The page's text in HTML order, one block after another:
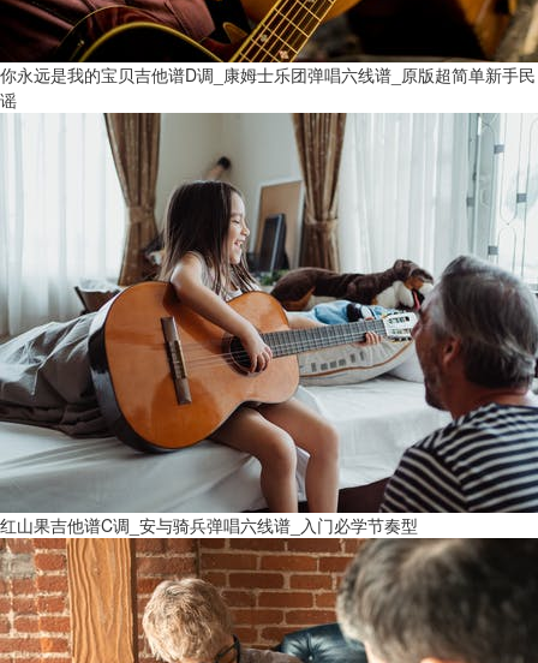
你永远是我的宝贝吉他谱D调_康姆士乐团弹唱六线谱_原版超简单新手民
谣
红山果吉他谱C调_安与骑兵弹唱六线谱_入门必学节奏型